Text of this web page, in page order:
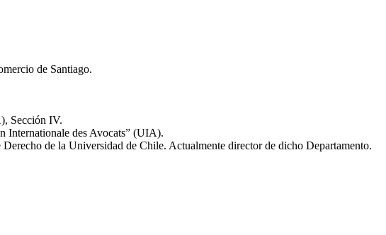
de Santiago.
Sección IV.
Internationale des Avocats” (UIA).
de la Universidad de Chile. Actualmente director de dicho Departamento.